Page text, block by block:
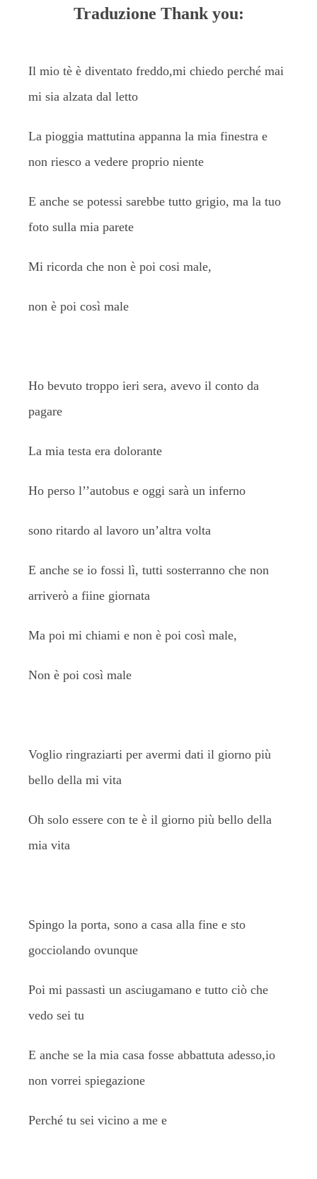
Traduzione Thank you:
Il mio tè è diventato freddo,mi chiedo perché mai
mi sia alzata dal letto
La pioggia mattutina appanna la mia finestra e
non riesco a vedere proprio niente
E anche se potessi sarebbe tutto grigio, ma la tuo
foto sulla mia parete
Mi ricorda che non è poi cosi male,
non è poi così male
Ho bevuto troppo ieri sera, avevo il conto da
pagare
La mia testa era dolorante
Ho perso l’’autobus e oggi sarà un inferno
sono ritardo al lavoro un’altra volta
E anche se io fossi lì, tutti sosterranno che non
arriverò a fiine giornata
Ma poi mi chiami e non è poi così male,
Non è poi così male
Voglio ringraziarti per avermi dati il giorno più
bello della mi vita
Oh solo essere con te è il giorno più bello della
mia vita
Spingo la porta, sono a casa alla fine e sto
gocciolando ovunque
Poi mi passasti un asciugamano e tutto ciò che
vedo sei tu
E anche se la mia casa fosse abbattuta adesso,io
non vorrei spiegazione
Perché tu sei vicino a me e